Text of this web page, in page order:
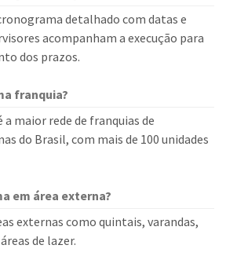
detalhado com datas e
acompanham a execução para
dos prazos.
franquia?
a maior rede de franquias de
do Brasil, com mais de 100 unidades
em área externa?
externas como quintais, varandas,
de lazer.